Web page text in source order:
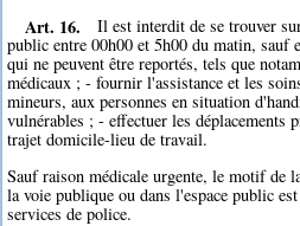
Art. 16.
Il est interdit de se trouver
public entre 00h00 et 5h00 du matin, sauf
qui ne peuvent être reportés, tels que
médicaux ; - fournir l'assistance et les
mineurs, aux personnes en situation
vulnérables ; - effectuer les déplacements
trajet domicile-lieu de travail.
Sauf raison médicale urgente, le motif de
la voie publique ou dans l'espace public
services de police.